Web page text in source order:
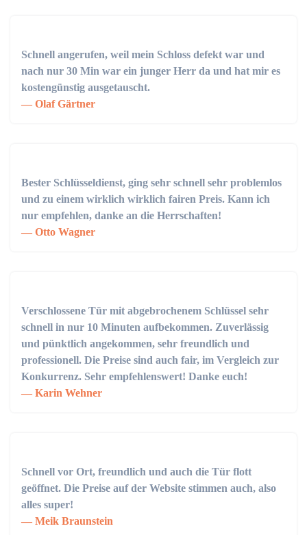
Schnell angerufen, weil mein Schloss defekt war und
nach nur 30 Min war ein junger Herr da und hat mir es
kostengünstig ausgetauscht.
Olaf Gärtner
Bester Schlüsseldienst, ging sehr schnell sehr problemlos
und zu einem wirklich wirklich fairen Preis. Kann ich
nur empfehlen, danke an die Herrschaften!
Otto Wagner
Verschlossene Tür mit abgebrochenem Schlüssel sehr
schnell in nur 10 Minuten aufbekommen. Zuverlässig
und pünktlich angekommen, sehr freundlich und
professionell. Die Preise sind auch fair, im Vergleich zur
Konkurrenz. Sehr empfehlenswert! Danke euch!
Karin Wehner
Schnell vor Ort, freundlich und auch die Tür flott
geöffnet. Die Preise auf der Website stimmen auch, also
alles super!
Meik Braunstein